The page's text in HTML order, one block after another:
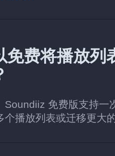
免费将播放
Soundiiz 免费版支持一
个播放列表或迁移更大